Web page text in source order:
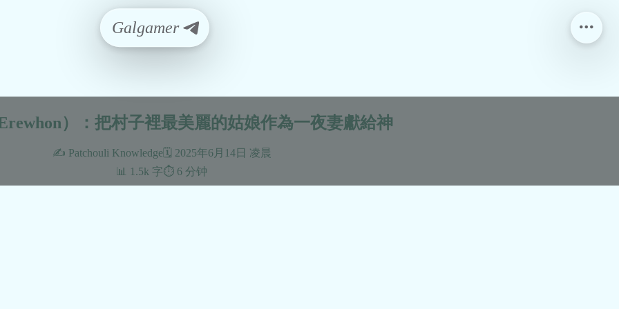
Galgamer
）：把村子裡最美麗的姑娘作為一夜妻獻給神
✍️ Patchouli Knowledge🗓️ 2025年6月14日 凌晨
📊 1.5k 字⏱️ 6 分钟